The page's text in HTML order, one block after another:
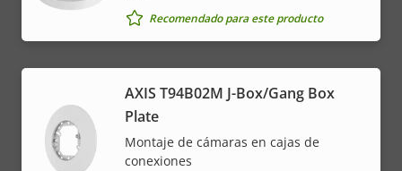
Recomendado para este producto
AXIS T94B02M J-Box/Gang Box
Plate
Montaje de cámaras en cajas de
conexiones